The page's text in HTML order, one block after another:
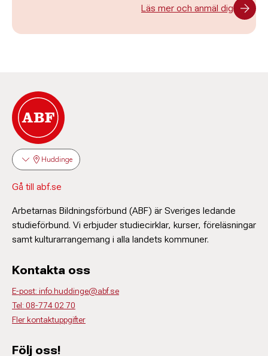
Läs mer och anmäl dig
Huddinge
Gå till abf.se
Arbetarnas Bildningsförbund (ABF) är Sveriges ledande
studieförbund. Vi erbjuder studiecirklar, kurser, föreläsningar
samt kulturarrangemang i alla landets kommuner.
Kontakta oss
E-post: info.huddinge@abf.se
Tel: 08-774 02 70
Fler kontaktuppgifter
Följ oss!